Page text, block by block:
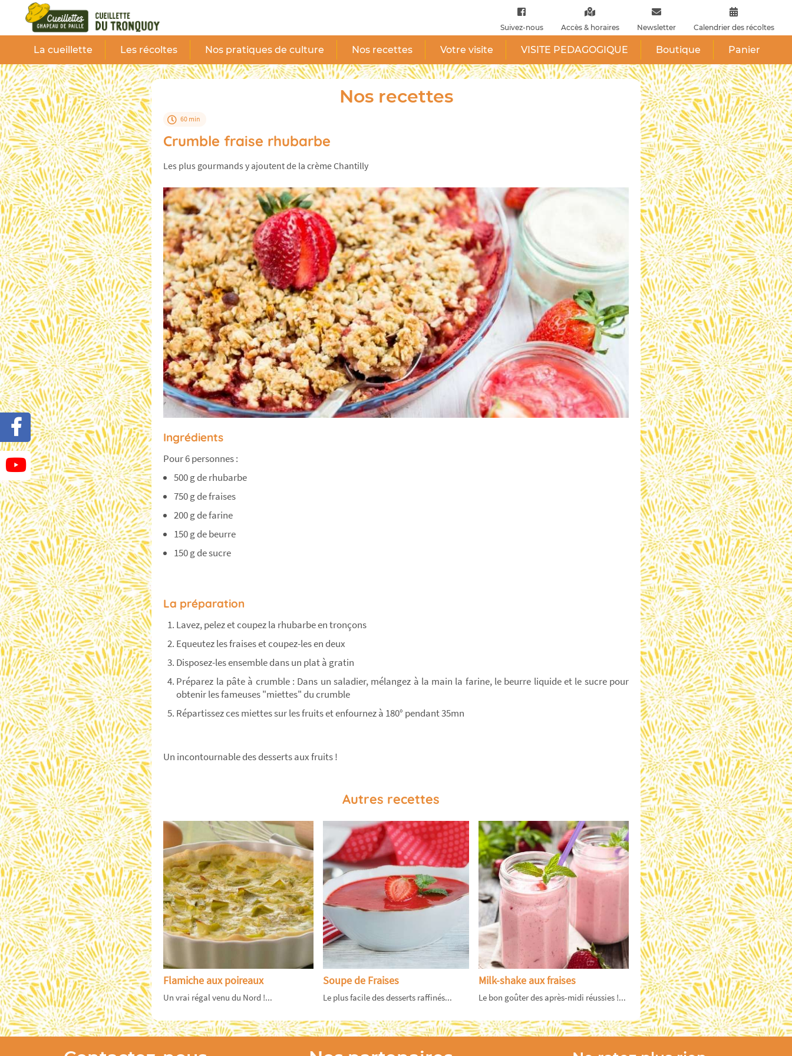
Suivez-nous Accès & horaires Newsletter Calendrier des récoltes
La cueillette Les récoltes Nos pratiques de culture Nos recettes Votre visite VISITE PEDAGOGIQUE Boutique Panier
Nos recettes
60 min
Crumble fraise rhubarbe
Les plus gourmands y ajoutent de la crème Chantilly
Ingrédients
Pour 6 personnes :
500 g de rhubarbe
750 g de fraises
200 g de farine
150 g de beurre
150 g de sucre
La préparation
Lavez, pelez et coupez la rhubarbe en tronçons
Equeutez les fraises et coupez-les en deux
Disposez-les ensemble dans un plat à gratin
Préparez la pâte à crumble : Dans un saladier, mélangez à la main la farine, le beurre liquide et le sucre pour
obtenir les fameuses "miettes" du crumble
Répartissez ces miettes sur les fruits et enfournez à 180° pendant 35mn
Un incontournable des desserts aux fruits !
Autres recettes
Flamiche aux poireaux
Un vrai régal venu du Nord !...
Soupe de Fraises
Le plus facile des desserts raffinés...
Milk-shake aux fraises
Le bon goûter des après-midi réussies !...
Panneau de gestion des cookies